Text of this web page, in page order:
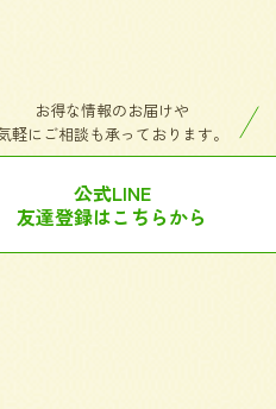
お得な情報のお届けや
軽にご相談も承っております。
公式LINE
友達登録はこちらから